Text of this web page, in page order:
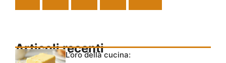
Articoli recenti
L’oro della cucina: